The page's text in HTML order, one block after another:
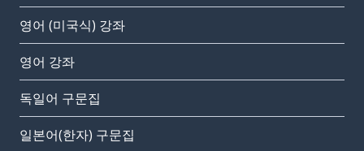
영어 (미국식) 강좌
영어 강좌
독일어 구문집
일본어(한자) 구문집